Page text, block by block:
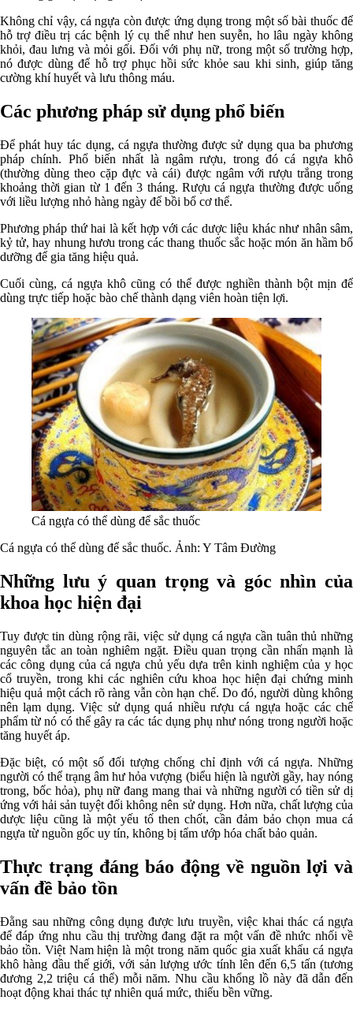
Không chỉ vậy, cá ngựa còn được ứng dụng trong một số bài thuốc để
hỗ trợ điều trị các bệnh lý cụ thể như hen suyễn, ho lâu ngày không
khỏi, đau lưng và mỏi gối. Đối với phụ nữ, trong một số trường hợp,
nó được dùng để hỗ trợ phục hồi sức khỏe sau khi sinh, giúp tăng
cường khí huyết và lưu thông máu.
Các phương pháp sử dụng phổ biến
Để phát huy tác dụng, cá ngựa thường được sử dụng qua ba phương
pháp chính. Phổ biến nhất là ngâm rượu, trong đó cá ngựa khô
(thường dùng theo cặp đực và cái) được ngâm với rượu trắng trong
khoảng thời gian từ 1 đến 3 tháng. Rượu cá ngựa thường được uống
với liều lượng nhỏ hàng ngày để bồi bổ cơ thể.
Phương pháp thứ hai là kết hợp với các dược liệu khác như nhân sâm,
kỷ tử, hay nhung hươu trong các thang thuốc sắc hoặc món ăn hầm bổ
dưỡng để gia tăng hiệu quả.
Cuối cùng, cá ngựa khô cũng có thể được nghiền thành bột mịn để
dùng trực tiếp hoặc bào chế thành dạng viên hoàn tiện lợi.
Cá ngựa có thể dùng để sắc thuốc
Cá ngựa có thể dùng để sắc thuốc. Ảnh: Y Tâm Đường
Những lưu ý quan trọng và góc nhìn của
khoa học hiện đại
Tuy được tin dùng rộng rãi, việc sử dụng cá ngựa cần tuân thủ những
nguyên tắc an toàn nghiêm ngặt. Điều quan trọng cần nhấn mạnh là
các công dụng của cá ngựa chủ yếu dựa trên kinh nghiệm của y học
cổ truyền, trong khi các nghiên cứu khoa học hiện đại chứng minh
hiệu quả một cách rõ ràng vẫn còn hạn chế. Do đó, người dùng không
nên lạm dụng. Việc sử dụng quá nhiều rượu cá ngựa hoặc các chế
phẩm từ nó có thể gây ra các tác dụng phụ như nóng trong người hoặc
tăng huyết áp.
Đặc biệt, có một số đối tượng chống chỉ định với cá ngựa. Những
người có thể trạng âm hư hỏa vượng (biểu hiện là người gầy, hay nóng
trong, bốc hỏa), phụ nữ đang mang thai và những người có tiền sử dị
ứng với hải sản tuyệt đối không nên sử dụng. Hơn nữa, chất lượng của
dược liệu cũng là một yếu tố then chốt, cần đảm bảo chọn mua cá
ngựa từ nguồn gốc uy tín, không bị tẩm ướp hóa chất bảo quản.
Thực trạng đáng báo động về nguồn lợi và
vấn đề bảo tồn
Đằng sau những công dụng được lưu truyền, việc khai thác cá ngựa
để đáp ứng nhu cầu thị trường đang đặt ra một vấn đề nhức nhối về
bảo tồn. Việt Nam hiện là một trong năm quốc gia xuất khẩu cá ngựa
khô hàng đầu thế giới, với sản lượng ước tính lên đến 6,5 tấn (tương
đương 2,2 triệu cá thể) mỗi năm. Nhu cầu khổng lồ này đã dẫn đến
hoạt động khai thác tự nhiên quá mức, thiếu bền vững.